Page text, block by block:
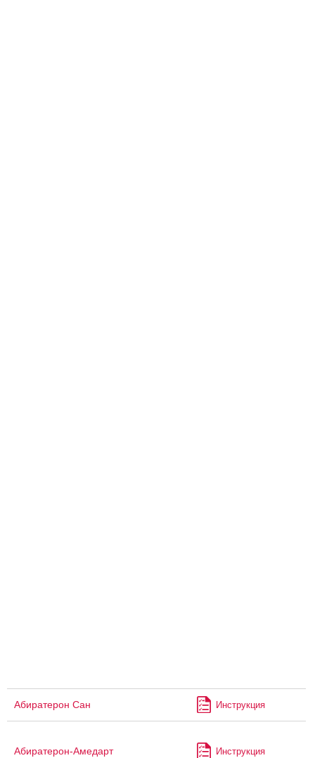
Абиратерон Сан Инструкция
Абиратерон-Амедарт Инструкция